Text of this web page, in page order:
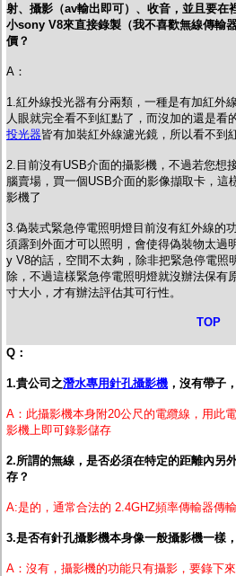
射、攝影（av輸出即可）、收音，並且要在
小sony V8來直接錄製（我不喜歡無線傳輸
價？
A：
1.紅外線投光器有分兩類，一種是有加紅外
人眼就完全看不到紅點了，而沒加的還是看
投光器皆有加裝紅外線濾光鏡，所以看不到
2.目前沒有USB介面的攝影機，不過若您想
腦賣場，買一個USB介面的影像擷取卡，這
影機了
3.偽裝式緊急停電照明燈目前沒有紅外線的
須露到外面才可以照明，會使得偽裝物太過
y V8的話，空間不太夠，除非把緊急停電照
除，不過這樣緊急停電照明燈就沒辦法保有
寸大小，才有辦法評估其可行性。
TOP
Q：
1.貴公司之潛水專用針孔攝影機 ，沒有帶子
A：此攝影機本身附20公尺的電纜線，用此
影機上即可錄影儲存
2.所謂的無線，是否必須在特定的距離內另
存？
A:是的，通常合法的 2.4GHZ頻率傳輸器傳
3.是否有針孔攝影機本身像一般攝影機一樣
A：沒有，攝影機的功能只有攝影，要錄下